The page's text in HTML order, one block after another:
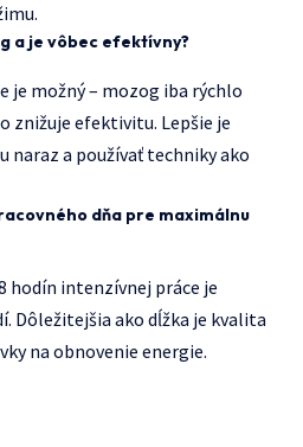
a je vôbec efektívny?
možný – mozog iba rýchlo
znižuje efektivitu. Lepšie je
naraz a používať techniky ako
dňa pre maximálnu
hodín intenzívnej práce je
Dôležitejšia ako dĺžka je kvalita
na obnovenie energie.